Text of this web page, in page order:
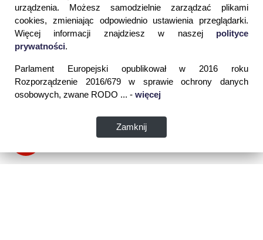
urządzenia. Możesz samodzielnie zarządzać plikami
cookies, zmieniając odpowiednio ustawienia przeglądarki.
Więcej informacji znajdziesz w naszej polityce
prywatności.
Parlament Europejski opublikował w 2016 roku
Rozporządzenie 2016/679 w sprawie ochrony danych
osobowych, zwane RODO ... - więcej
Zamknij